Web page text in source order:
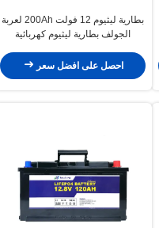
بطارية ليثيوم 12 فولت 200Ah لعربة
الجولف بطارية ليثيوم كهربائية
احصل على افضل سعر